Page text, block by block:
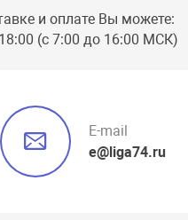
и оплате Вы можете:
(с 7:00 до 16:00 МСК)
E-mail
e@liga74.ru